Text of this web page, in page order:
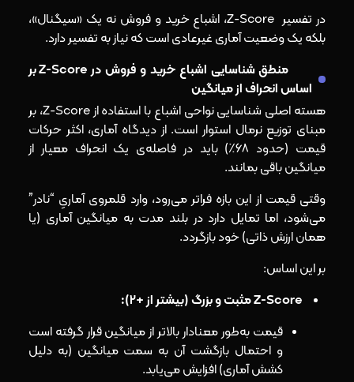
در تفسیر Z-Score، اشباع خرید و فروش نه یک «سیگنال»،
بلکه یک وضعیت آماری غیرعادی است که نیاز به تفسیر دارد.
منطق شناسایی اشباع خرید و فروش در Z-Score بر
اساس انحراف از میانگین
هسته اصلی شناسایی نواحی اشباع با استفاده از Z-Score، بر
مبنای توزیع نرمال استوار است. از دیدگاه آماری، اکثر حرکات
قیمت (حدود ۶۸٪) باید در فاصله‌ی یک انحراف معیار از
میانگین باقی بمانند.
وقتی قیمت از این بازه فراتر می‌رود، وارد قلمروی آماریِ “نادر”
می‌شود، اما تمایل دارد در بلند مدت به میانگین آماری (یا
همان ارزش ذاتی) خود بازگردد.
بر این اساس:
Z-Score مثبت و بزرگ (بیشتر از +2):
قیمت به‌طور معنادار بالاتر از میانگین قرار گرفته است
و احتمال بازگشت آن به سمت میانگین (به دلیل
کشش آماری) افزایش می‌یابد.